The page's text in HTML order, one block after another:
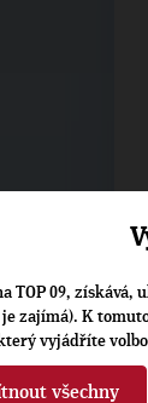
TOP 09,
zajímá). K
vyjádříte
všechny